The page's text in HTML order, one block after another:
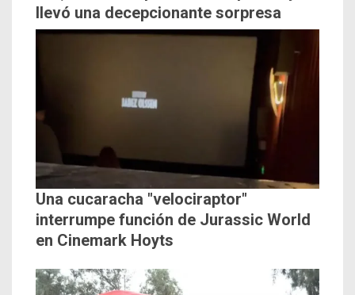
llevó una decepcionante sorpresa
Una cucaracha "velociraptor"
interrumpe función de Jurassic World
en Cinemark Hoyts